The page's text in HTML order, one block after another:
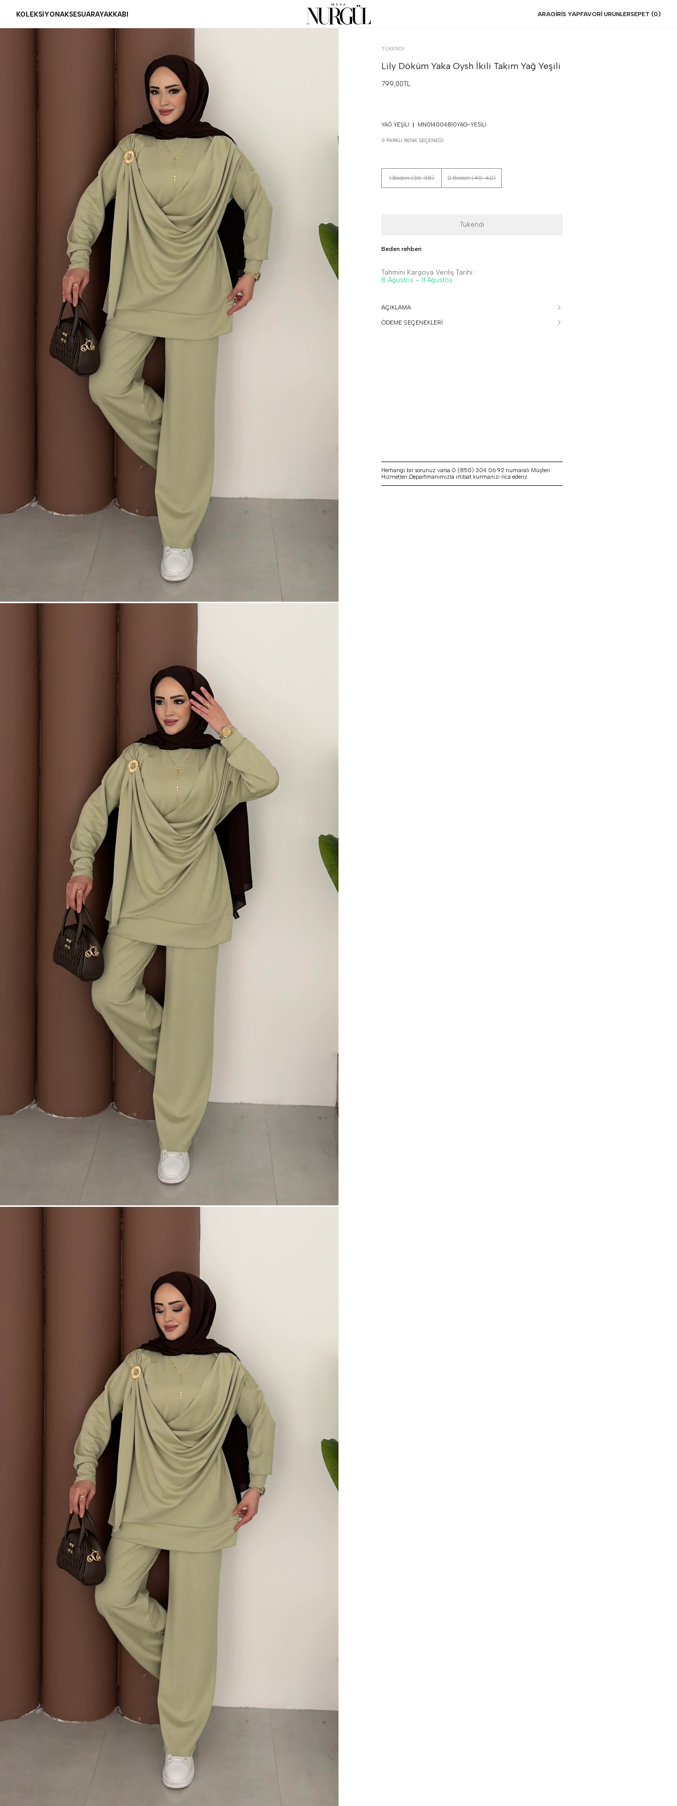
KOLEKSİYONAKSESUARAYAKKABI ARAGIRIS YAPFAVORI URUNLERSEPET (0 )
TÜKENDI
Lily Döküm Yaka Oysh İkili Takım Yağ Yeşili
799,00TL
YAĞ YEŞILI MN014004810YAG-YESILI
0 FARKLI RENK SEÇENEĞI
1 Beden (36-38) 2 Beden (40-42)
Tükendi
Beden rehberi
Tahmini Kargoya Veriliş Tarihi :
8 Ağustos - 11 Ağustos
AÇIKLAMA
ÖDEME SEÇENEKLERİ
Herhangi bir sorunuz varsa 0 (850) 304 06 92 numaralı Müşteri
Hizmetleri Departmanımızla irtibat kurmanızı rica ederiz.